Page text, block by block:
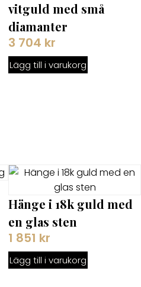
vitguld med små
diamanter
3 704 kr
Lägg till i varukorg
Hänge i 18k guld med
en glas sten
1 851 kr
Lägg till i varukorg